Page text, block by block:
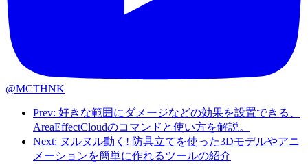
@MCTHNK
Prev: 好きな範囲にダメージなどの効果を設置できる、
AreaEffectCloudのコマンドと使い方を解説。
Next: ヌルヌル動く! 防具立てを使った3Dモデルやアニ
メーションを簡単に作れるツールの紹介